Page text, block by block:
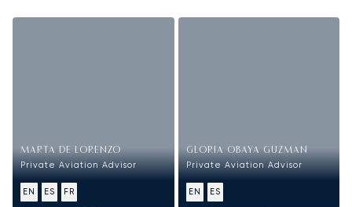
MARTA DE LORENZO
Private Aviation Advisor
EN ES FR
GLORIA OBAYA GUZMAN
Private Aviation Advisor
EN ES